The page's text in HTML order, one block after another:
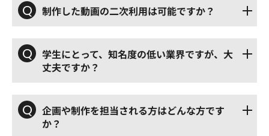
Q 制作した動画の二次利用は可能ですか？
Q
学生にとって、知名度の低い業界ですが、大
丈夫ですか？
Q
企画や制作を担当される方はどんな方です
か？